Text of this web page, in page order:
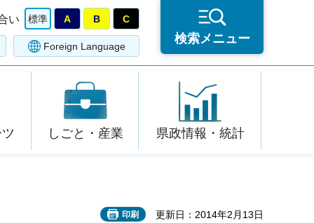
い 標準 A B C
Foreign Language
検索メニュー
しごと・産業 県政情報・統計
印刷 更新日：2014年2月13日